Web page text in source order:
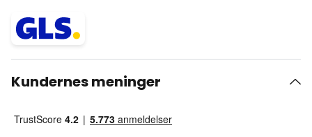
Kundernes meninger